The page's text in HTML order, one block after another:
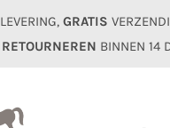
LEVERING, GRATIS
RETOURNEREN BINNEN 14